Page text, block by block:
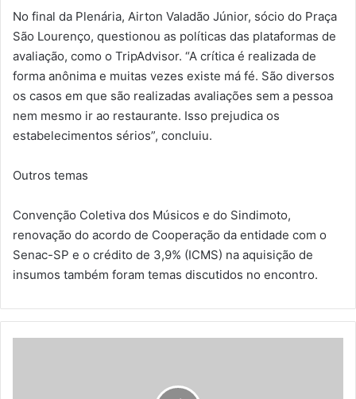
No final da Plenária, Airton Valadão Júnior, sócio do Praça
São Lourenço, questionou as políticas das plataformas de
avaliação, como o TripAdvisor. “A crítica é realizada de
forma anônima e muitas vezes existe má fé. São diversos
os casos em que são realizadas avaliações sem a pessoa
nem mesmo ir ao restaurante. Isso prejudica os
estabelecimentos sérios”, concluiu.
Outros temas
Convenção Coletiva dos Músicos e do Sindimoto,
renovação do acordo de Cooperação da entidade com o
Senac-SP e o crédito de 3,9% (ICMS) na aquisição de
insumos também foram temas discutidos no encontro.